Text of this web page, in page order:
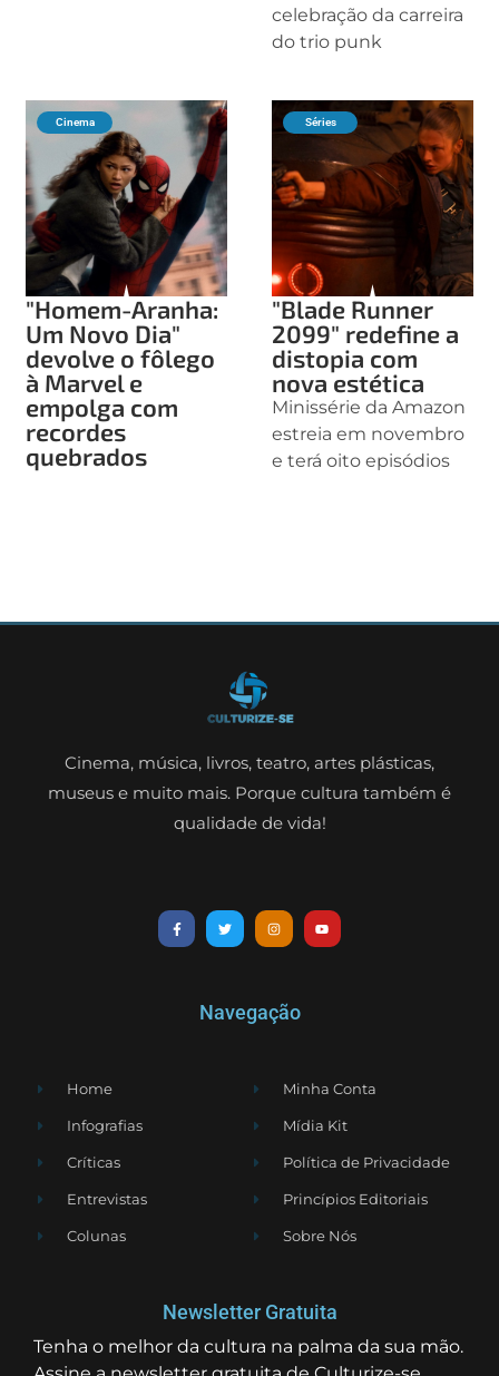
celebração da carreira
do trio punk
Cinema
"Homem-Aranha:
Um Novo Dia"
devolve o fôlego
à Marvel e
empolga com
recordes
quebrados
Séries
"Blade Runner
2099" redefine a
distopia com
nova estética
Minissérie da Amazon
estreia em novembro
e terá oito episódios
Cinema, música, livros, teatro, artes plásticas,
museus e muito mais. Porque cultura também é
qualidade de vida!
Navegação
Home
Infografias
Críticas
Entrevistas
Colunas
Minha Conta
Mídia Kit
Política de Privacidade
Princípios Editoriais
Sobre Nós
Newsletter Gratuita
Tenha o melhor da cultura na palma da sua mão.